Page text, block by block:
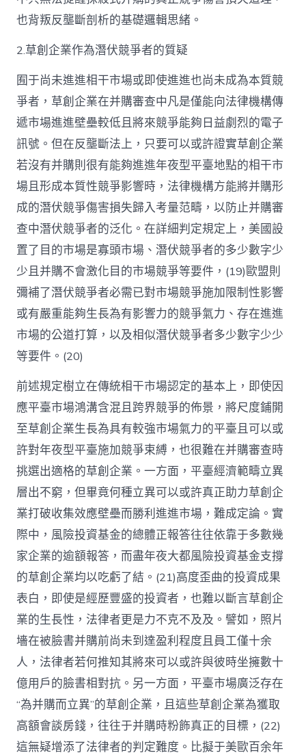
也背叛反壟斷剖析的基礎邏輯思緒。
2.草創企業作為潛伏競爭者的質疑
囿于尚未進進相干市場或即使進進也尚未成為本質競
爭者，草創企業在并購審查中凡是僅能向法律機構傳
遞市場進進壁壘較低且將來競爭能夠日益劇烈的電子
訊號。但在反壟斷法上，只要可以或許證實草創企業
若沒有并購則很有能夠進進年夜型平臺地點的相干市
場且形成本質性競爭影響時，法律機構方能將并購形
成的潛伏競爭傷害損失歸入考量范疇，以防止并購審
查中潛伏競爭者的泛化。在詳細判定規定上，美國設
置了目的市場是寡頭市場、潛伏競爭者的多少數字少
少且并購不會激化目的市場競爭等要件，(19)歐盟則
彌補了潛伏競爭者必需已對市場競爭施加限制性影響
或有嚴重能夠生長為有影響力的競爭氣力、存在進進
市場的公道打算，以及相似潛伏競爭者多少數字少少
等要件。(20)
前述規定樹立在傳統相干市場認定的基本上，即使因
應平臺市場鴻溝含混且跨界競爭的佈景，將尺度鋪開
至草創企業生長為具有較強市場氣力的平臺且可以或
許對年夜型平臺施加競爭束縛，也很難在并購審查時
挑選出適格的草創企業。一方面，平臺經濟範疇立異
層出不窮，但畢竟何種立異可以或許真正助力草創企
業打破收集效應壁壘而勝利進進市場，難成定論。實
際中，風險投資基金的總體正報答往往依靠于多數幾
家企業的逾額報答，而盡年夜大都風險投資基金支撐
的草創企業均以吃虧了結。(21)高度歪曲的投資成果
表白，即使是經歷豐盛的投資者，也難以斷言草創企
業的生長性，法律者更是力不克不及及。譬如，照片
墻在被臉書并購前尚未到達盈利程度且員工僅十余
人，法律者若何推知其將來可以或許與彼時坐擁數十
億用戶的臉書相對抗。另一方面，平臺市場廣泛存在
“為并購而立異”的草創企業，且這些草創企業為獲取
高額會談房錢，往往于并購時粉飾真正的目標，(22)
這無疑增添了法律者的判定難度。比擬于美歐百余年